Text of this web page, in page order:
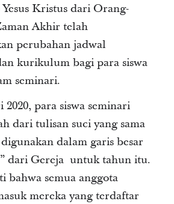
Kristus dari Orang-
Akhir telah
perubahan jadwal
kurikulum bagi para siswa
seminari.
para siswa seminari
dari tulisan suci yang sama
dalam garis besar
dari Gereja untuk tahun itu.
bahwa semua anggota
mereka yang terdaftar